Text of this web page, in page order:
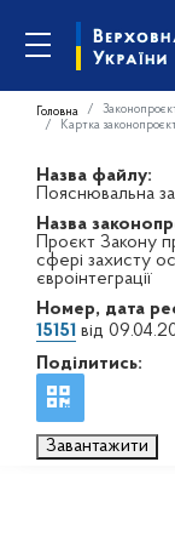
Головна
Картка
Назва файлу:
Пояснювальна
Назва
Проєкт Закону
сфері захисту
євроінтеграції
Номер, дата
15151 від
Поділитись:
Завантажити